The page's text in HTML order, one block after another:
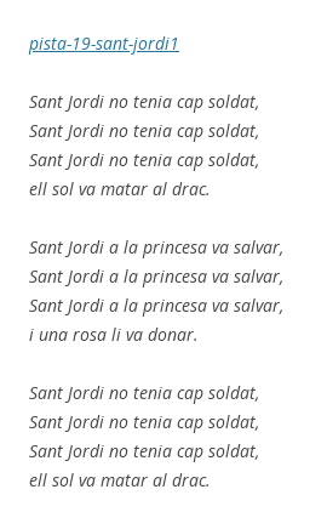
pista-19-sant-jordi1
Sant Jordi no tenia cap soldat,
Sant Jordi no tenia cap soldat,
Sant Jordi no tenia cap soldat,
ell sol va matar al drac.
Sant Jordi a la princesa va salvar,
Sant Jordi a la princesa va salvar,
Sant Jordi a la princesa va salvar,
i una rosa li va donar.
Sant Jordi no tenia cap soldat,
Sant Jordi no tenia cap soldat,
Sant Jordi no tenia cap soldat,
ell sol va matar al drac.